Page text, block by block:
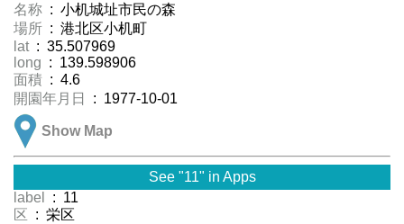
名称 : 小机城址市民の森
場所 : 港北区小机町
lat : 35.507969
long : 139.598906
面積 : 4.6
開園年月日
: 1977-10-01
Show Map
See "11" in Apps
label
: 11
区 : 栄区